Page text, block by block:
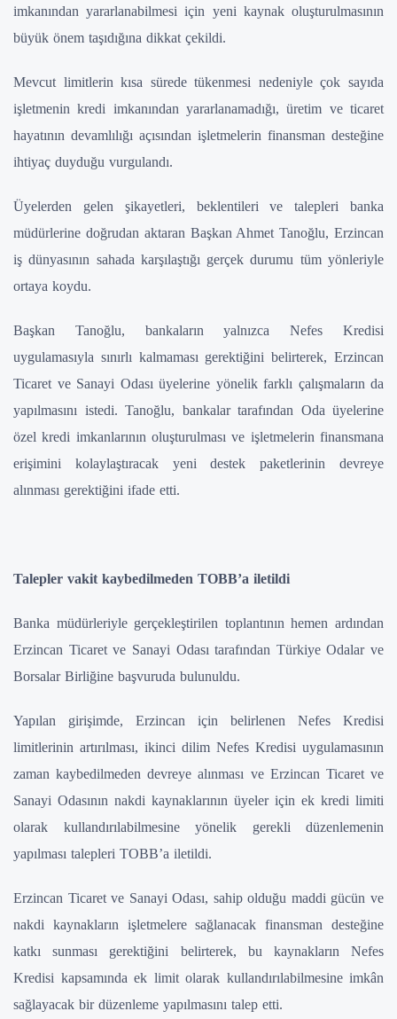
imkanından yararlanabilmesi için yeni kaynak oluşturulmasının
büyük önem taşıdığına dikkat çekildi.
Mevcut limitlerin kısa sürede tükenmesi nedeniyle çok sayıda
işletmenin kredi imkanından yararlanamadığı, üretim ve ticaret
hayatının devamlılığı açısından işletmelerin finansman desteğine
ihtiyaç duyduğu vurgulandı.
Üyelerden gelen şikayetleri, beklentileri ve talepleri banka
müdürlerine doğrudan aktaran Başkan Ahmet Tanoğlu, Erzincan
iş dünyasının sahada karşılaştığı gerçek durumu tüm yönleriyle
ortaya koydu.
Başkan Tanoğlu, bankaların yalnızca Nefes Kredisi
uygulamasıyla sınırlı kalmaması gerektiğini belirterek, Erzincan
Ticaret ve Sanayi Odası üyelerine yönelik farklı çalışmaların da
yapılmasını istedi. Tanoğlu, bankalar tarafından Oda üyelerine
özel kredi imkanlarının oluşturulması ve işletmelerin finansmana
erişimini kolaylaştıracak yeni destek paketlerinin devreye
alınması gerektiğini ifade etti.
Talepler vakit kaybedilmeden TOBB’a iletildi
Banka müdürleriyle gerçekleştirilen toplantının hemen ardından
Erzincan Ticaret ve Sanayi Odası tarafından Türkiye Odalar ve
Borsalar Birliğine başvuruda bulunuldu.
Yapılan girişimde, Erzincan için belirlenen Nefes Kredisi
limitlerinin artırılması, ikinci dilim Nefes Kredisi uygulamasının
zaman kaybedilmeden devreye alınması ve Erzincan Ticaret ve
Sanayi Odasının nakdi kaynaklarının üyeler için ek kredi limiti
olarak kullandırılabilmesine yönelik gerekli düzenlemenin
yapılması talepleri TOBB’a iletildi.
Erzincan Ticaret ve Sanayi Odası, sahip olduğu maddi gücün ve
nakdi kaynakların işletmelere sağlanacak finansman desteğine
katkı sunması gerektiğini belirterek, bu kaynakların Nefes
Kredisi kapsamında ek limit olarak kullandırılabilmesine imkân
sağlayacak bir düzenleme yapılmasını talep etti.